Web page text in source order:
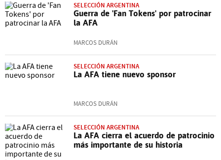
SELECCIÓN ARGENTINA
Guerra de 'Fan Tokens' por patrocinar
la AFA
MARCOS DURÁN
SELECCIÓN ARGENTINA
La AFA tiene nuevo sponsor
MARCOS DURÁN
SELECCIÓN ARGENTINA
La AFA cierra el acuerdo de patrocinio
más importante de su historia